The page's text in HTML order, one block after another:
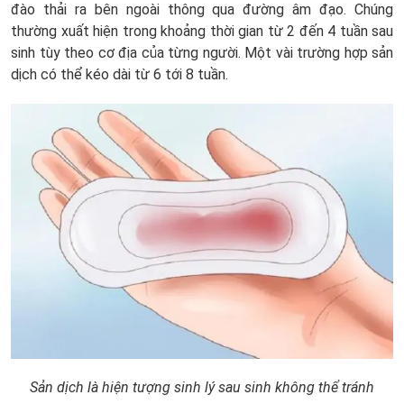
đào thải ra bên ngoài thông qua đường âm đạo. Chúng
thường xuất hiện trong khoảng thời gian từ 2 đến 4 tuần sau
sinh tùy theo cơ địa của từng người. Một vài trường hợp sản
dịch có thể kéo dài từ 6 tới 8 tuần.
Sản dịch là hiện tượng sinh lý sau sinh không thể tránh